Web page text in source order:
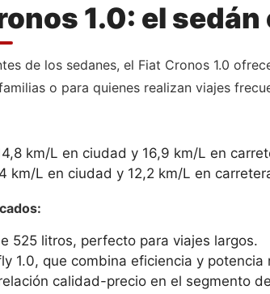
1.0: el
de los sedanes, el Fiat Cronos 1.0
o para quienes realizan viajes
km/L en ciudad y 16,9 km/L en
km/L en ciudad y 12,2 km/L en
525 litros, perfecto para viajes largos.
1.0, que combina eficiencia y potencia
calidad-precio en el segmento